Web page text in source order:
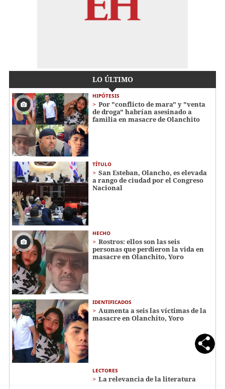
LO ÚLTIMO
HIPÓTESIS
Por "conflicto de mara" y "venta
de droga" habrían asesinado a
familia en masacre de Olanchito
TÍTULO
San Esteban, Olancho, es elevada
a rango de ciudad por el Congreso
Nacional
HECHO
Rostros: ellos son las seis
personas que perdieron la vida en
masacre en Olanchito, Yoro
IDENTIFICADOS
Aumenta a seis las víctimas de la
masacre en Olanchito, Yoro
LECTORES
La relevancia de la literatura